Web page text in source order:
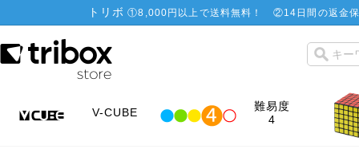
トリボ ①8,000円以上で送料無料！ ②14日間の返金
V-CUBE
難易度
4